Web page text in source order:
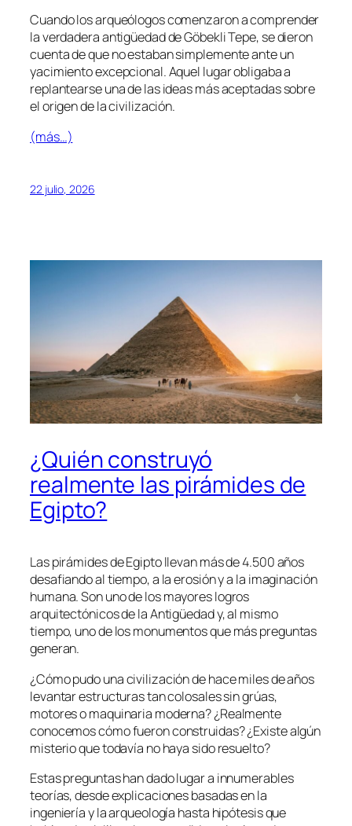
Cuando los arqueólogos comenzaron a comprender
la verdadera antigüedad de Göbekli Tepe, se dieron
cuenta de que no estaban simplemente ante un
yacimiento excepcional. Aquel lugar obligaba a
replantearse una de las ideas más aceptadas sobre
el origen de la civilización.
(más…)
22 julio, 2026
¿Quién construyó
realmente las pirámides de
Egipto?
Las pirámides de Egipto llevan más de 4.500 años
desafiando al tiempo, a la erosión y a la imaginación
humana. Son uno de los mayores logros
arquitectónicos de la Antigüedad y, al mismo
tiempo, uno de los monumentos que más preguntas
generan.
¿Cómo pudo una civilización de hace miles de años
levantar estructuras tan colosales sin grúas,
motores o maquinaria moderna? ¿Realmente
conocemos cómo fueron construidas? ¿Existe algún
misterio que todavía no haya sido resuelto?
Estas preguntas han dado lugar a innumerables
teorías, desde explicaciones basadas en la
ingeniería y la arqueología hasta hipótesis que